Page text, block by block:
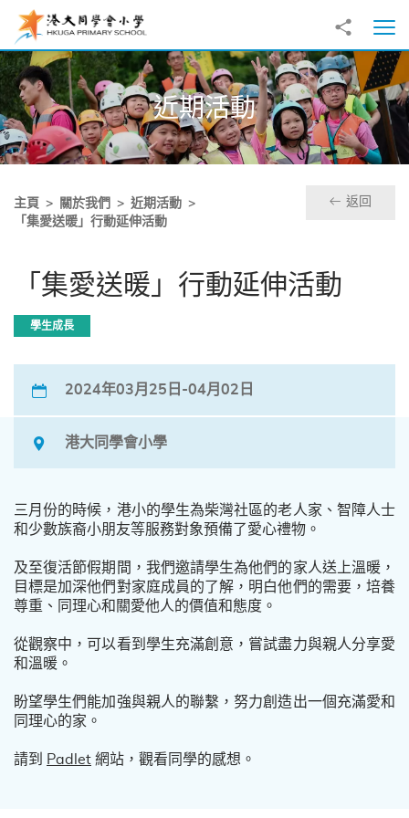
跳至主內容
分享到
打
近期活動
主頁 關於我們
近期活動
「集愛送暖」行動延伸活動
返回
「集愛送暖」行動延伸活動
學生成長
2024年03月25日-04月02日
港大同學會小學
三月份的時候，港小的學生為柴灣社區的老人家、智障人士
和少數族裔小朋友等服務對象預備了愛心禮物。
及至復活節假期間，我們邀請學生為他們的家人送上溫暖，
目標是加深他們對家庭成員的了解，明白他們的需要，培養
尊重、同理心和關愛他人的價值和態度。
從觀察中，可以看到學生充滿創意，嘗試盡力與親人分享愛
和溫暖。
盼望學生們能加強與親人的聯繫，努力創造出一個充滿愛和
同理心的家。
請到 Padlet 網站，觀看同學的感想。